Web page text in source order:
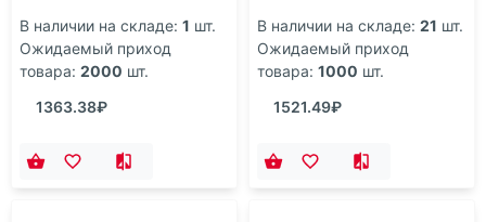
В наличии на складе: 1 шт.
Ожидаемый приход
товара: 2000 шт.
1363.38₽
В наличии на складе: 21 шт.
Ожидаемый приход
товара: 1000 шт.
1521.49₽